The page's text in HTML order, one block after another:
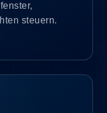
steuern.